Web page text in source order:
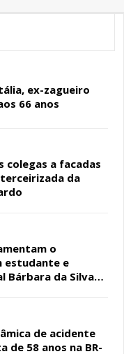
ex-zagueiro
66 anos
colegas a facadas
da
o
estudante e
Bárbara da Silva
de acidente
58 anos na BR-